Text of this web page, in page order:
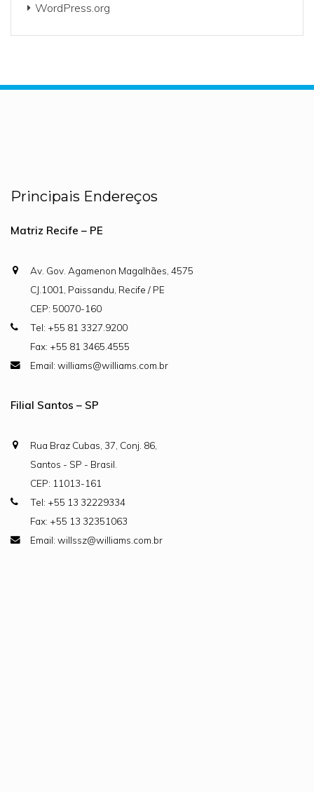
WordPress.org
Principais Endereços
Matriz Recife – PE
Av. Gov. Agamenon Magalhães, 4575
CJ.1001, Paissandu, Recife / PE
CEP: 50070-160
Tel: +55 81 3327.9200
Fax: +55 81 3465.4555
Email: williams@williams.com.br
Filial Santos – SP
Rua Braz Cubas, 37, Conj. 86,
Santos - SP - Brasil.
CEP: 11013-161
Tel: +55 13 32229334
Fax: +55 13 32351063
Email: willssz@williams.com.br